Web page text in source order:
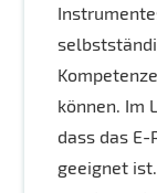
können. Im
dass das
geeignet